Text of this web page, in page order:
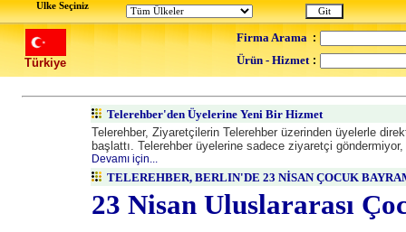
Ulke Seçiniz
Türkiye
Firma Arama :
Ürün - Hizmet :
Telerehber'den Üyelerine Yeni Bir Hizmet
Telerehber, Ziyaretçilerin Telerehber üzerinden üyelerle
başlattı. Telerehber üyelerine sadece ziyaretçi
Devamı için...
TELEREHBER, BERLIN'DE 23 NİSAN ÇOCUK
23 Nisan Uluslararası